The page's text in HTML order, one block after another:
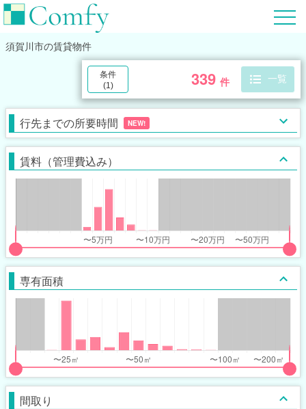
須賀川市の賃貸物件
339 件 一覧
条件
(1 )
行先までの所要時間 NEW!
賃料（管理費込み）
専有面積
間取り